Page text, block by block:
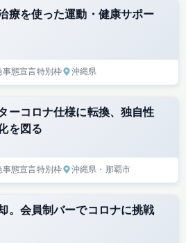
療を使った運動・健康サポー
事態宣言特別枠 沖縄県
ーコロナ仕様に転換、独自性
を図る
事態宣言特別枠 沖縄県 ・那覇市
。会員制バーでコロナに挑戦